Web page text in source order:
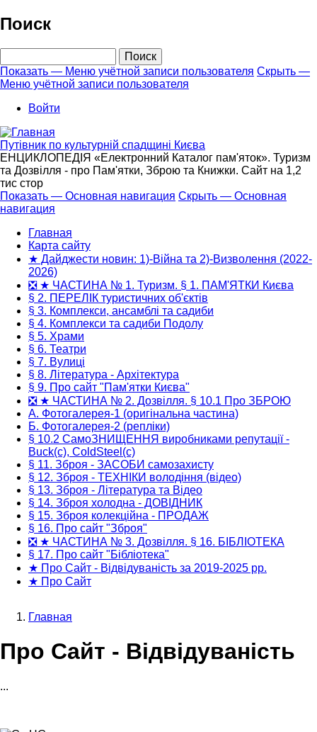
Перейти
к
основному
Поиск
Меню
учётной
записи
пользователя
Показать — Меню учётной записи пользователя Скрыть —
Меню учётной записи пользователя
Войти
Путівник по культурній спадщині Києва
ЕНЦИКЛОПЕДІЯ «Електронний Каталог пам'яток». Туризм
та Дозвілля - про Пам'ятки, Зброю та Книжки. Сайт на 1,2
тис стор
Основная
навигация
Показать — Основная навигация Скрыть — Основная
навигация
Главная
Карта сайту
★ Дайджести новин: 1)-Війна та 2)-Визволення (2022-
2026)
❎ ★ ЧАСТИНА № 1. Туризм. § 1. ПАМ'ЯТКИ Києва
§ 2. ПЕРЕЛІК туристичних об'єктів
§ 3. Комплекси, ансамблі та садиби
§ 4. Комплекси та садиби Подолу
§ 5. Храми
§ 6. Театри
§ 7. Вулиці
§ 8. Література - Архітектура
§ 9. Про сайт "Пам'ятки Києва"
❎ ★ ЧАСТИНА № 2. Дозвілля. § 10.1 Про ЗБРОЮ
А. Фотогалерея-1 (оригінальна частина)
Б. Фотогалерея-2 (репліки)
§ 10.2 СамоЗНИЩЕННЯ виробниками репутації -
Buck(c), ColdSteel(c)
§ 11. Зброя - ЗАСОБИ самозахисту
§ 12. Зброя - ТЕХНІКИ володіння (відео)
§ 13. Зброя - Література та Відео
§ 14. Зброя холодна - ДОВІДНИК
§ 15. Зброя колекційна - ПРОДАЖ
§ 16. Про сайт "Зброя"
❎ ★ ЧАСТИНА № 3. Дозвілля. § 16. БІБЛІОТЕКА
§ 17. Про сайт "Бібліотека"
★ Про Сайт - Відвідуваність за 2019-2025 рр.
★ Про Сайт
навигации
Главная
Про Сайт - Відвідуваність
...